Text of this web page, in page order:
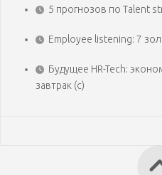
5 прогнозов по Talent
Employee listening: 7
Будущее HR-Tech:
завтрак (с)